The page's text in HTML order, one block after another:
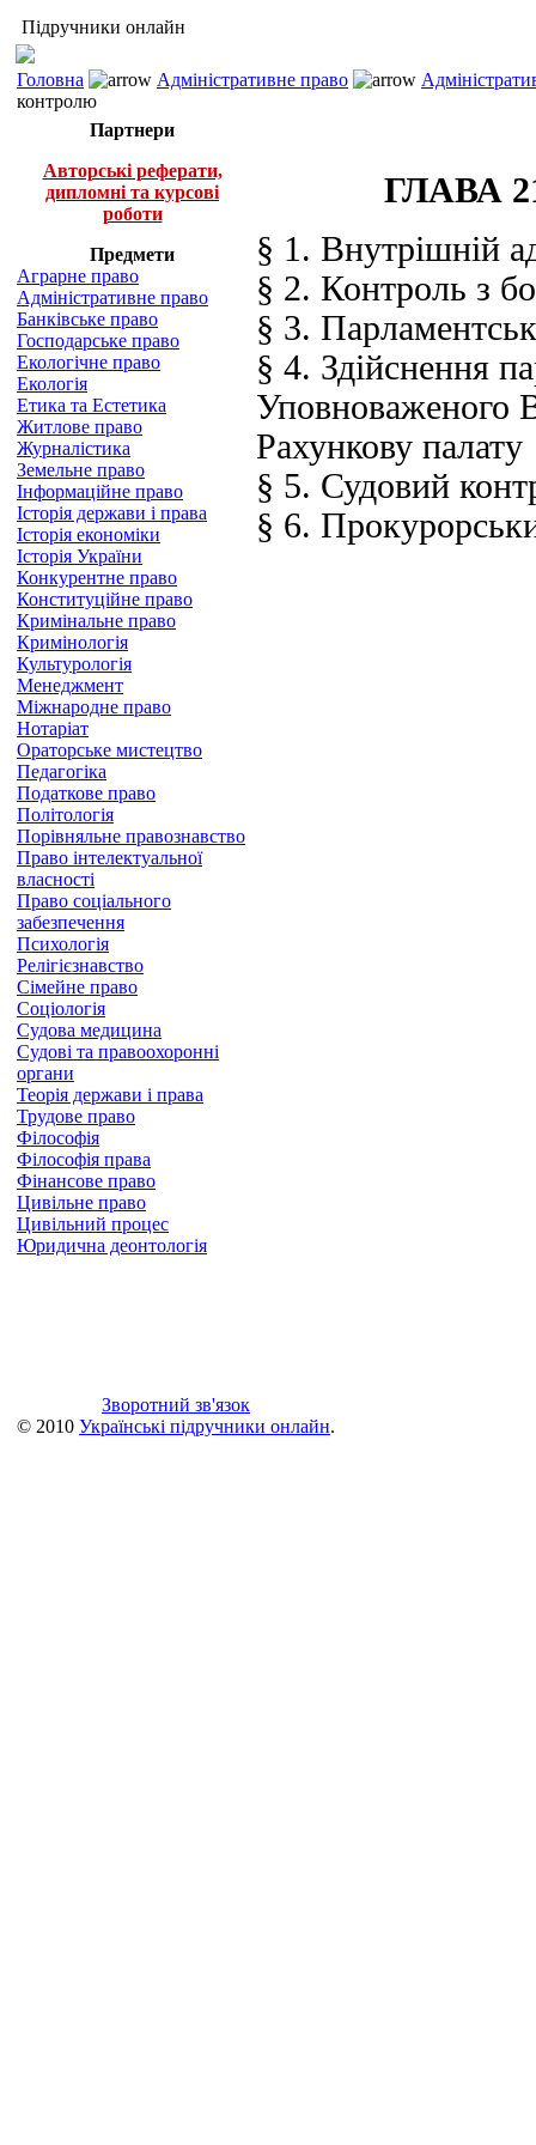
Підручники онлайн
Головна Адміністративне право
контролю
Партнери
Авторські реферати,
дипломні та курсові
роботи
Предмети
Аграрне право
Адміністративне право
Банківське право
Господарське право
Екологічне право
Екологія
Етика та Естетика
Житлове право
Журналістика
Земельне право
Інформаційне право
Історія держави і права
Історія економіки
Історія України
Конкурентне право
Конституційне право
Кримінальне право
Кримінологія
Культурологія
Менеджмент
Міжнародне право
Нотаріат
Ораторське мистецтво
Педагогіка
Податкове право
Політологія
Порівняльне правознавство
Право інтелектуальної
власності
Право соціального
забезпечення
Психологія
Релігієзнавство
Сімейне право
Соціологія
Судова медицина
Судові та правоохоронні
органи
Теорія держави і права
Трудове право
Філософія
Філософія права
Фінансове право
Цивільне право
Цивільний процес
Юридична деонтологія
ГЛАВА
§ 1. Внутрішній
§ 2. Контроль з
§ 3.
§ 4. Здійснення
Уповноваженого
Рахункову палату
§ 5. Судовий
§ 6.
Зворотний зв'язок
© 2010 Українські підручники онлайн.